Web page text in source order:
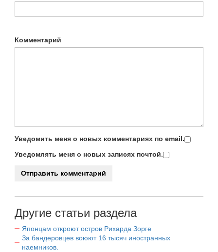
Комментарий
Уведомить меня о новых комментариях по email.
Уведомлять меня о новых записях почтой.
Другие статьи раздела
Японцам откроют остров Рихарда Зорге
За бандеровцев воюют 16 тысяч иностранных
наемников.